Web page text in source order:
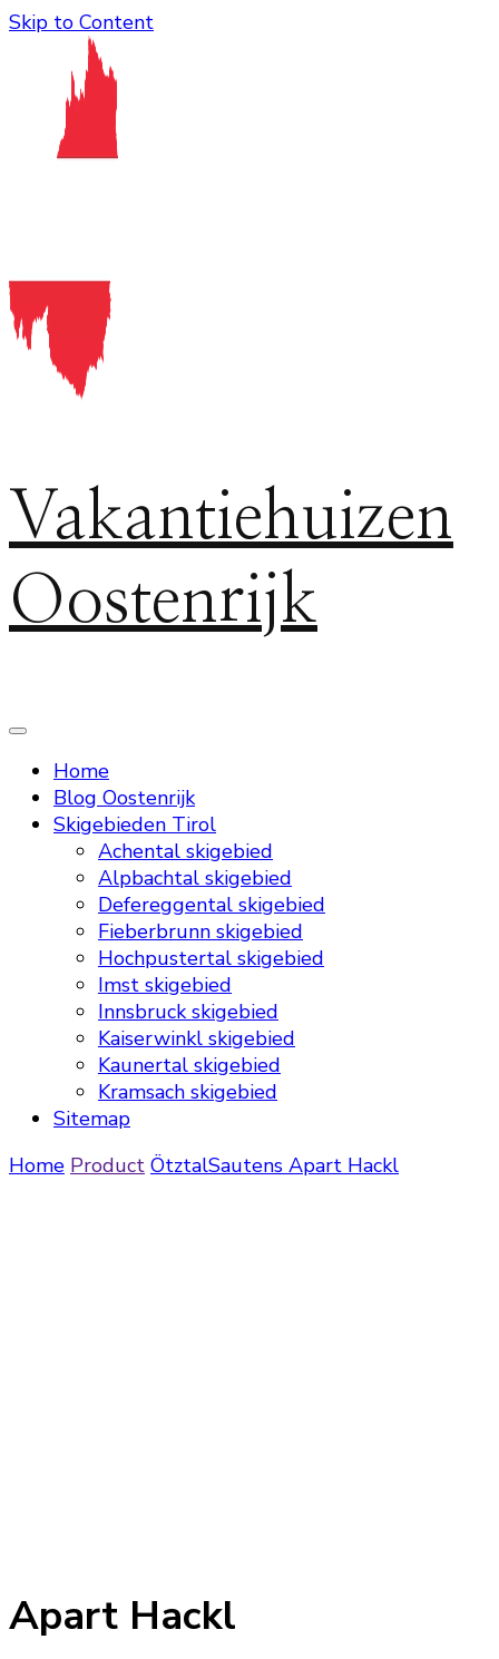
Skip to Content
Vakantiehuizen
Oostenrijk
Home
Blog Oostenrijk
Skigebieden Tirol
Achental skigebied
Alpbachtal skigebied
Defereggental skigebied
Fieberbrunn skigebied
Hochpustertal skigebied
Imst skigebied
Innsbruck skigebied
Kaiserwinkl skigebied
Kaunertal skigebied
Kramsach skigebied
Sitemap
Home Product ÖtztalSautens Apart Hackl
Apart Hackl